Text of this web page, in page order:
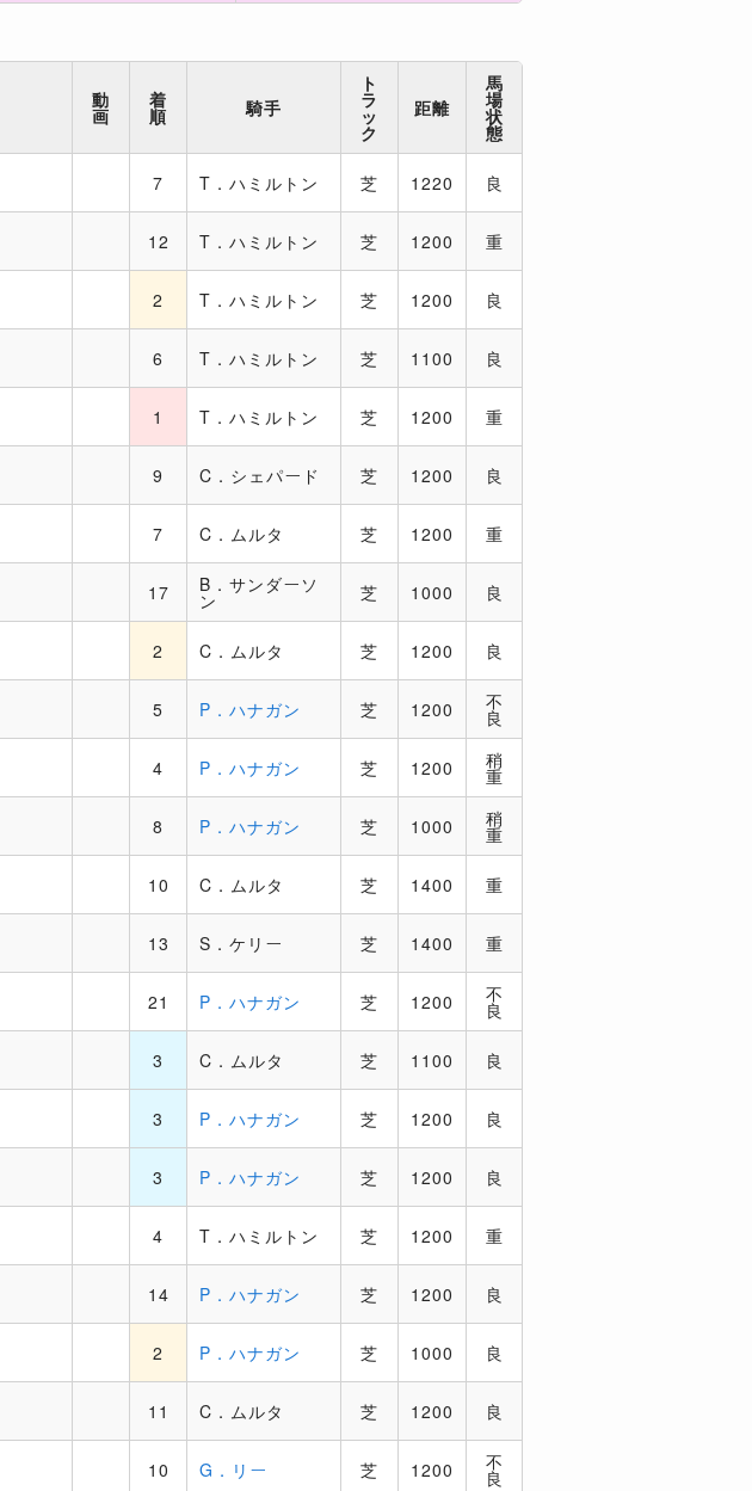
動
画
着
順 騎手
ト
ラ
ッ
ク
距離
馬
場
状
態
7 T．ハミルトン 芝 1220 良
12 T．ハミルトン 芝 1200 重
2 T．ハミルトン 芝 1200 良
6 T．ハミルトン 芝 1100 良
1 T．ハミルトン 芝 1200 重
9 C．シェパード 芝 1200 良
7 C．ムルタ 芝 1200 重
17 B．サンダーソ
ン 芝 1000 良
2 C．ムルタ 芝 1200 良
5 P．ハナガン 芝 1200 不
良
4 P．ハナガン 芝 1200 稍
重
8 P．ハナガン 芝 1000 稍
重
10 C．ムルタ 芝 1400 重
13 S．ケリー 芝 1400 重
21 P．ハナガン 芝 1200 不
良
3 C．ムルタ 芝 1100 良
3 P．ハナガン 芝 1200 良
3 P．ハナガン 芝 1200 良
4 T．ハミルトン 芝 1200 重
14 P．ハナガン 芝 1200 良
2 P．ハナガン 芝 1000 良
11 C．ムルタ 芝 1200 良
10 G．リー 芝 1200 不
良